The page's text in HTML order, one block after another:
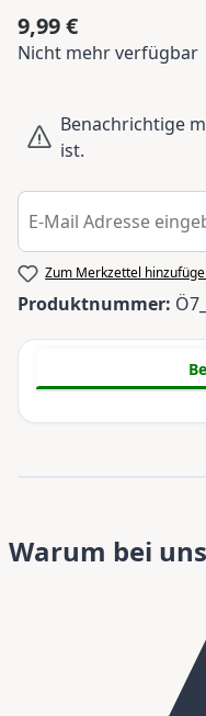
Regulärer Preis:
9,99 €
Nicht mehr verfügbar
Benachrichtige
ist.
Zum Merkzettel
Produktnummer:
Warum bei